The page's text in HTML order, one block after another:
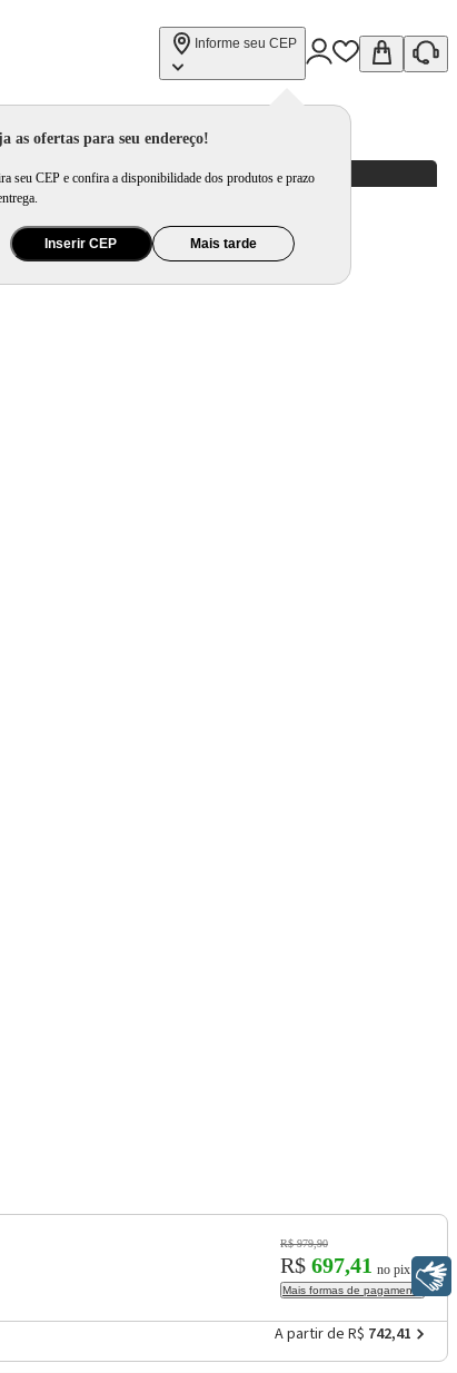
Informe seu CEP
as ofertas para seu endereço!
seu CEP e confira a disponibilidade dos produtos e prazo
Inserir CEP Mais tarde
R$ 979,90
R$ 697,41 no pix
Mais formas de pagamento
A partir de R$ 742,41
Libras